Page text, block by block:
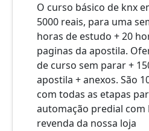
O curso básico de knx
5000 reais, para uma
horas de estudo + 20
paginas da apostila.
de curso sem parar +
apostila + anexos. São
com todas as etapas
automação predial com
revenda da nossa loja